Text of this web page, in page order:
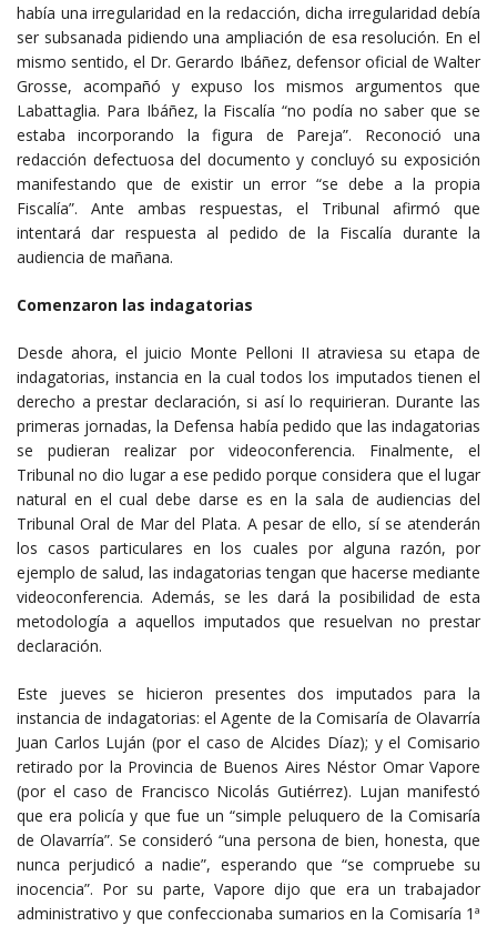
había una irregularidad en la redacción, dicha irregularidad debía
ser subsanada pidiendo una ampliación de esa resolución. En el
mismo sentido, el Dr. Gerardo Ibáñez, defensor oficial de Walter
Grosse, acompañó y expuso los mismos argumentos que
Labattaglia. Para Ibáñez, la Fiscalía “no podía no saber que se
estaba incorporando la figura de Pareja”. Reconoció una
redacción defectuosa del documento y concluyó su exposición
manifestando que de existir un error “se debe a la propia
Fiscalía”. Ante ambas respuestas, el Tribunal afirmó que
intentará dar respuesta al pedido de la Fiscalía durante la
audiencia de mañana.
Comenzaron las indagatorias
Desde ahora, el juicio Monte Pelloni II atraviesa su etapa de
indagatorias, instancia en la cual todos los imputados tienen el
derecho a prestar declaración, si así lo requirieran. Durante las
primeras jornadas, la Defensa había pedido que las indagatorias
se pudieran realizar por videoconferencia. Finalmente, el
Tribunal no dio lugar a ese pedido porque considera que el lugar
natural en el cual debe darse es en la sala de audiencias del
Tribunal Oral de Mar del Plata. A pesar de ello, sí se atenderán
los casos particulares en los cuales por alguna razón, por
ejemplo de salud, las indagatorias tengan que hacerse mediante
videoconferencia. Además, se les dará la posibilidad de esta
metodología a aquellos imputados que resuelvan no prestar
declaración.
Este jueves se hicieron presentes dos imputados para la
instancia de indagatorias: el Agente de la Comisaría de Olavarría
Juan Carlos Luján (por el caso de Alcides Díaz); y el Comisario
retirado por la Provincia de Buenos Aires Néstor Omar Vapore
(por el caso de Francisco Nicolás Gutiérrez). Lujan manifestó
que era policía y que fue un “simple peluquero de la Comisaría
de Olavarría”. Se consideró “una persona de bien, honesta, que
nunca perjudicó a nadie”, esperando que “se compruebe su
inocencia”. Por su parte, Vapore dijo que era un trabajador
administrativo y que confeccionaba sumarios en la Comisaría 1ª